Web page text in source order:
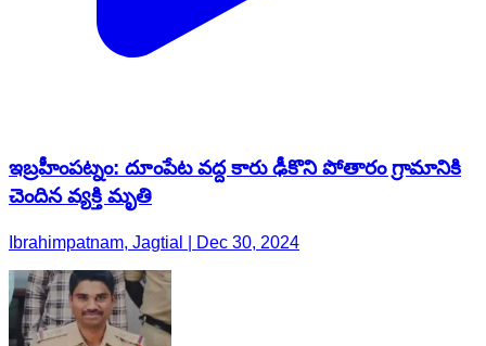
ఇబ్రహీంపట్నం: దూంపేట వద్ద కారు ఢీకొని పోతారం గ్రామానికి
చెందిన వ్యక్తి మృతి
Ibrahimpatnam, Jagtial | Dec 30, 2024